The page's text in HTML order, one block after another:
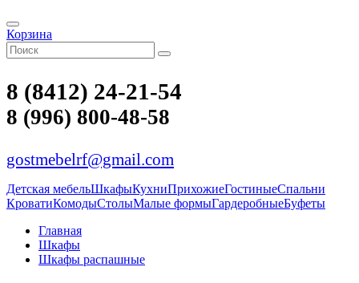
Корзина
8 (8412) 24-21-54
8 (996) 800-48-58
gostmebelrf@gmail.com
Детская мебельШкафыКухниПрихожиеГостиныеСпальни
КроватиКомодыСтолыМалые формыГардеробныеБуфеты
Главная
Шкафы
Шкафы распашные